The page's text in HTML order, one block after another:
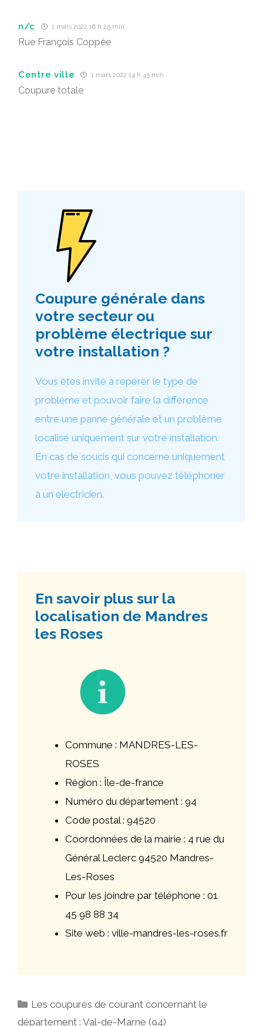
n/c 1 mars 2022 16 h 25 min
Rue François Coppée
Centre ville 1 mars 2022 14 h 45 min
Coupure totale
Coupure générale dans
votre secteur ou
problème électrique sur
votre installation ?
Vous êtes invité à repérer le type de
problème et pouvoir faire la différence
entre une panne générale et un problème
localisé uniquement sur votre installation.
En cas de soucis qui concerne uniquement
votre installation, vous pouvez téléphoner
à un électricien.
En savoir plus sur la
localisation de Mandres
les Roses
Commune : MANDRES-LES-
ROSES
Région : Île-de-france
Numéro du département : 94
Code postal : 94520
Coordonnées de la mairie : 4 rue du
Général Leclerc 94520 Mandres-
Les-Roses
Pour les joindre par téléphone : 01
45 98 88 34
Site web : ville-mandres-les-roses.fr
Catégories
Les coupures de courant concernant le
département : Val-de-Marne (94)